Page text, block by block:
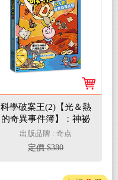
科學破案王(2)【光＆熱
的奇異事件簿】：神祕
深海微光的現象直擊！
(懂點科學就是帥！)
出版品牌 : 奇点
定價 $380